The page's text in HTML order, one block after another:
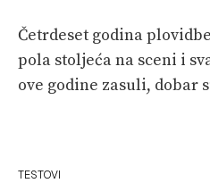
Četrdeset godina
pola stoljeća na sceni i
ove godine zasuli, dobar
TESTOVI